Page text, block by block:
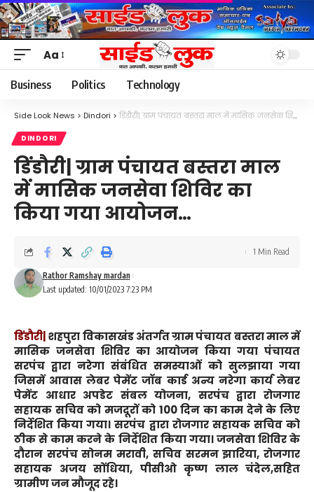
Font
Resizer
Aa
Business Politics Technology
Side Look News > Dindori > डिंडौरी| ग्राम पंचायत बस्तरा माल में मासिक जनसेवा शिविर का किया गया आयोजन…
DINDORI
डिंडौरी| ग्राम पंचायत बस्तरा माल
में मासिक जनसेवा शिविर का
किया गया आयोजन…
Last updated: 10/01/2023 7:23 PM
Rathor Ramshay mardan
1 Min Read
डिंडौरी| शहपुरा विकासखंड अंतर्गत ग्राम पंचायत बस्तरा माल में
मासिक जनसेवा शिविर का आयोजन किया गया पंचायत
सरपंच द्वारा नरेगा संबंधित समस्याओं को सुलझाया गया
जिसमें आवास लेबर पेमेंट जॉब कार्ड अन्य नरेगा कार्य लेबर
पेमेंट आधार अपडेट संबल योजना, सरपंच द्वारा रोजगार
सहायक सचिव को मजदूरों को 100 दिन का काम देने के लिए
निर्देशित किया गया। सरपंच द्वारा रोजगार सहायक सचिव को
ठीक से काम करने के निर्देशित किया गया। जनसेवा शिविर के
दौरान सरपंच सोनम मरावी, सचिव सरमन झारिया, रोजगार
सहायक अजय सोंधिया, पीसीओ कृष्ण लाल चंदेल,सहित
ग्रामीण जन मौजूद रहे।